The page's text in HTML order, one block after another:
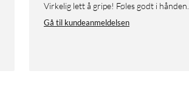
Virkelig lett å gripe! Føles godt i hånden.
Gå til kundeanmeldelsen